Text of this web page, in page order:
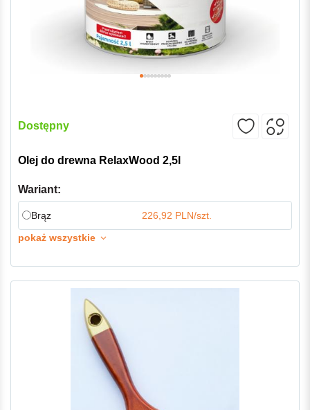
Dostępny
Olej do drewna RelaxWood 2,5l
Wariant:
Brąz
226,92 PLN/szt.
pokaż wszystkie